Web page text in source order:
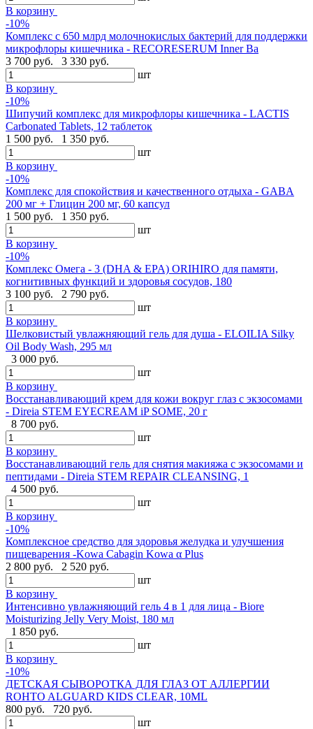
В корзину
-10%
Комплекс с 650 млрд молочнокислых бактерий для поддержки
микрофлоры кишечника - RECORESERUM Inner Ba
3 700 руб.
3 330 руб.
шт
В корзину
-10%
Шипучий комплекс для микрофлоры кишечника - LACTIS
Carbonated Tablets, 12 таблеток
1 500 руб.
1 350 руб.
шт
В корзину
-10%
Комплекс для спокойствия и качественного отдыха - GABA
200 мг + Глицин 200 мг, 60 капсул
1 500 руб.
1 350 руб.
шт
В корзину
-10%
Комплекс Омега - 3 (DHA & EPA) ORIHIRO для памяти,
когнитивных функций и здоровья сосудов, 180
3 100 руб.
2 790 руб.
шт
В корзину
Шелковистый увлажняющий гель для душа - ELOILIA Silky
Oil Body Wash, 295 мл
3 000 руб.
шт
В корзину
Восстанавливающий крем для кожи вокруг глаз с экзосомами
- Direia STEM EYECREAM iP SOME, 20 г
8 700 руб.
шт
В корзину
Восстанавливающий гель для снятия макияжа с экзосомами и
пептидами - Direia STEM REPAIR CLEANSING, 1
4 500 руб.
шт
В корзину
-10%
Комплексное средство для здоровья желудка и улучшения
пищеварения -Kowa Cabagin Kowa α Plus
2 800 руб.
2 520 руб.
шт
В корзину
Интенсивно увлажняющий гель 4 в 1 для лица - Biore
Moisturizing Jelly Very Moist, 180 мл
1 850 руб.
шт
В корзину
-10%
ДЕТСКАЯ СЫВОРОТКА ДЛЯ ГЛАЗ ОТ АЛЛЕРГИИ
ROHTO ALGUARD KIDS CLEAR, 10ML
800 руб.
720 руб.
шт